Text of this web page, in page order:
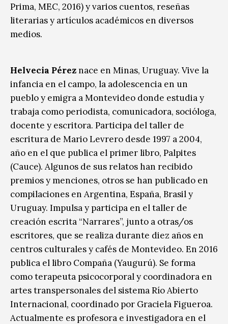
Prima, MEC, 2016) y varios cuentos, reseñas
literarias y artículos académicos en diversos
medios.
Helvecia Péreznace en Minas, Uruguay. Vive la
infancia en el campo, la adolescencia en un
pueblo y emigra a Montevideo donde estudia y
trabaja como periodista, comunicadora, socióloga,
docente y escritora. Participa del taller de
escritura de Mario Levrero desde 1997 a 2004,
año en el que publica el primer libro, Palpites
(Cauce). Algunos de sus relatos han recibido
premios y menciones, otros se han publicado en
compilaciones en Argentina, España, Brasil y
Uruguay. Impulsa y participa en el taller de
creación escrita “Narrares”, junto a otras/os
escritores, que se realiza durante diez años en
centros culturales y cafés de Montevideo. En 2016
publica el libro Compaña (Yaugurú). Se forma
como terapeuta psicocorporal y coordinadora en
artes transpersonales del sistema Río Abierto
Internacional, coordinado por Graciela Figueroa.
Actualmente es profesora e investigadora en el